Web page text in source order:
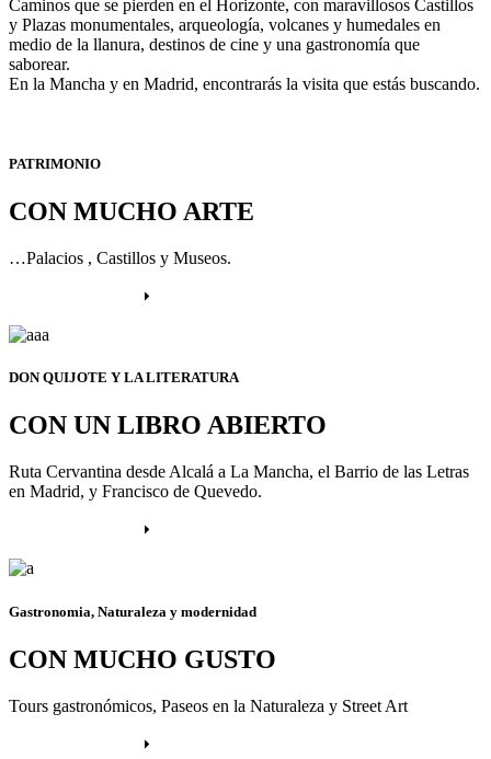
Caminos que se pierden en el Horizonte, con maravillosos Castillos
y Plazas monumentales, arqueología, volcanes y humedales en
medio de la llanura, destinos de cine y una gastronomía que
saborear.
En la Mancha y en Madrid, encontrarás la visita que estás buscando.
PATRIMONIO
CON MUCHO ARTE
…Palacios , Castillos y Museos.
DON QUIJOTE Y LA LITERATURA
CON UN LIBRO ABIERTO
Ruta Cervantina desde Alcalá a La Mancha, el Barrio de las Letras
en Madrid, y Francisco de Quevedo.
Gastronomia, Naturaleza y modernidad
CON MUCHO GUSTO
Tours gastronómicos, Paseos en la Naturaleza y Street Art